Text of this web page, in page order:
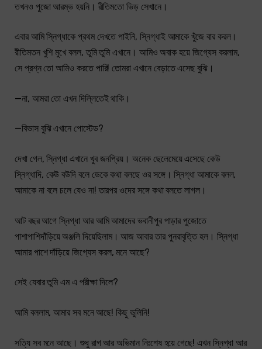
তখনও পুজো আরম্ভ হয়নি। রীতিমতো ভিড় সেখানে।
এবার আমি স্নিগ্ধাকে প্রথম দেখতে পাইনি, স্নিগ্ধাই আমাকে খুঁজে বার করল।
রীতিমতন খুশি মুখে বলল, তুমি তুমি এখানে। আমিও অবাক হয়ে জিগ্যেস করলাম,
সে প্রশ্ন তো আমিও করতে পারি! তোমরা এখানে বেড়াতে এসেছ বুঝি।
—না, আমরা তো এখন দিল্লিতেই থাকি।
—বিভাস বুঝি এখানে পোস্টেড?
দেখা গেল, স্নিগ্ধা এখানে খুব জনপ্রিয়। অনেক ছেলেমেয়ে এসেছে কেউ
স্নিগ্ধাদি, কেউ বউদি বলে ডেকে কথা বলছে ওর সঙ্গে। স্নিগ্ধা আমাকে বলল,
আমাকে না বলে চলে যেও না! তারপর ওদের সঙ্গে কথা বলতে লাগল।
আট বছর আগে স্নিগ্ধা আর আমি আমাদের ভবানীপুর পাড়ার পুজোতে
পাশাপাশিদাঁড়িয়ে অঞ্জলি দিয়েছিলাম। আজ আবার তার পুনরাবৃত্তি হল। স্নিগ্ধা
আমার পাশে দাঁড়িয়ে জিগ্যেস করল, মনে আছে?
সেই যেবার তুমি এম এ পরীক্ষা দিলে?
আমি বললাম, আমার সব মনে আছে! কিছু ভুলিনি!
সত্যি সব মনে আছে। শুধু রাগ আর অভিমান নিঃশেষ হয়ে গেছে! এখন স্নিগ্ধা আর